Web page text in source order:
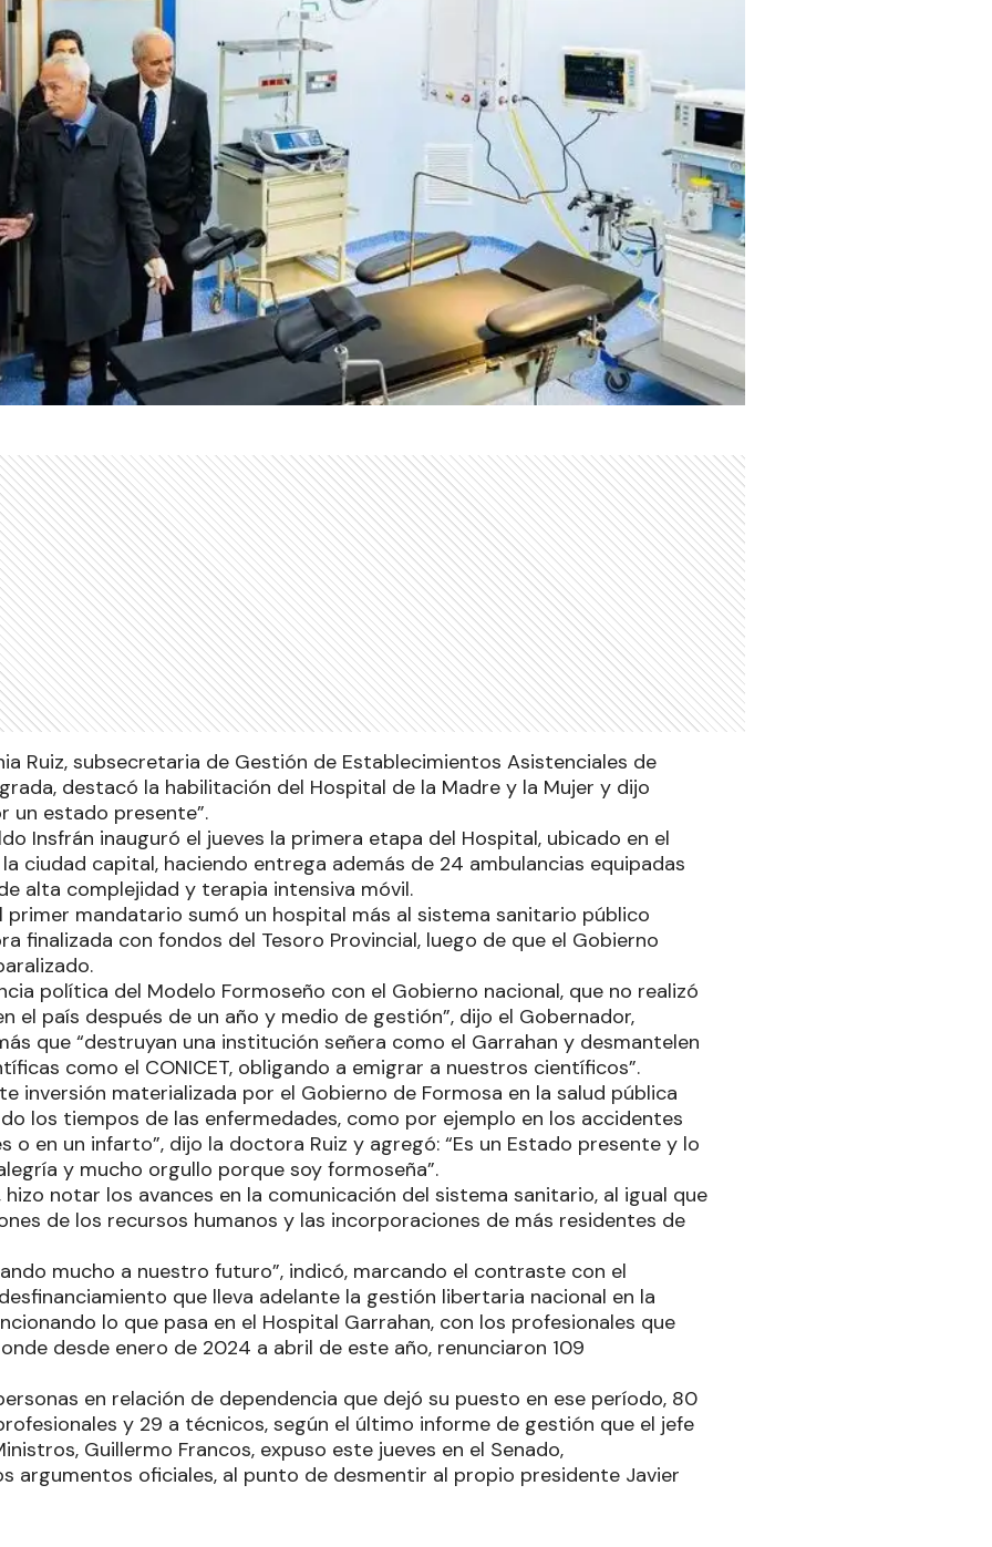
Ruiz, subsecretaria de Gestión de Establecimientos Asistenciales de
destacó la habilitación del Hospital de la Madre y la Mujer y dijo
un estado presente”.
Insfrán inauguró el jueves la primera etapa del Hospital, ubicado en el
ciudad capital, haciendo entrega además de 24 ambulancias equipadas
alta complejidad y terapia intensiva móvil.
primer mandatario sumó un hospital más al sistema sanitario público
finalizada con fondos del Tesoro Provincial, luego de que el Gobierno
política del Modelo Formoseño con el Gobierno nacional, que no realizó
el país después de un año y medio de gestión”, dijo el Gobernador,
que “destruyan una institución señera como el Garrahan y desmantelen
como el CONICET, obligando a emigrar a nuestros científicos”.
inversión materializada por el Gobierno de Formosa en la salud pública
los tiempos de las enfermedades, como por ejemplo en los accidentes
o en un infarto”, dijo la doctora Ruiz y agregó: “Es un Estado presente y lo
y mucho orgullo porque soy formoseña”.
notar los avances en la comunicación del sistema sanitario, al igual que
de los recursos humanos y las incorporaciones de más residentes de
mucho a nuestro futuro”, indicó, marcando el contraste con el
que lleva adelante la gestión libertaria nacional en la
lo que pasa en el Hospital Garrahan, con los profesionales que
desde enero de 2024 a abril de este año, renunciaron 109
en relación de dependencia que dejó su puesto en ese período, 80
y 29 a técnicos, según el último informe de gestión que el jefe
Guillermo Francos, expuso este jueves en el Senado,
argumentos oficiales, al punto de desmentir al propio presidente Javier